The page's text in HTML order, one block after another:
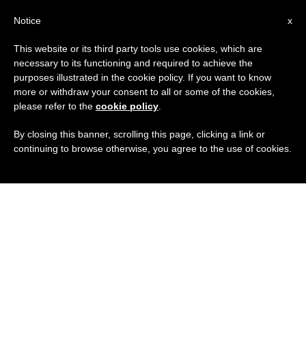
x
Notice
This website or its third party tools use cookies, which are
necessary to its functioning and required to achieve the
purposes illustrated in the cookie policy. If you want to know
more or withdraw your consent to all or some of the cookies,
please refer to the cookie policy
By closing this banner, scrolling this page, clicking a link or
continuing to browse otherwise, you agree to the use of cookies.